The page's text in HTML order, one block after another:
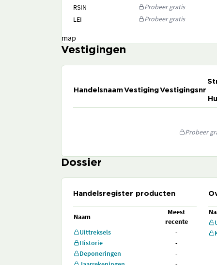
RSIN
Probeer gratis
LEI
Probeer gratis
map
Vestigingen
HandelsnaamVestigingVestigingsnr
Probeer
Dossier
Handelsregister producten
Naam
Meest
recente
Uittreksels
-
Historie
-
Deponeringen
-